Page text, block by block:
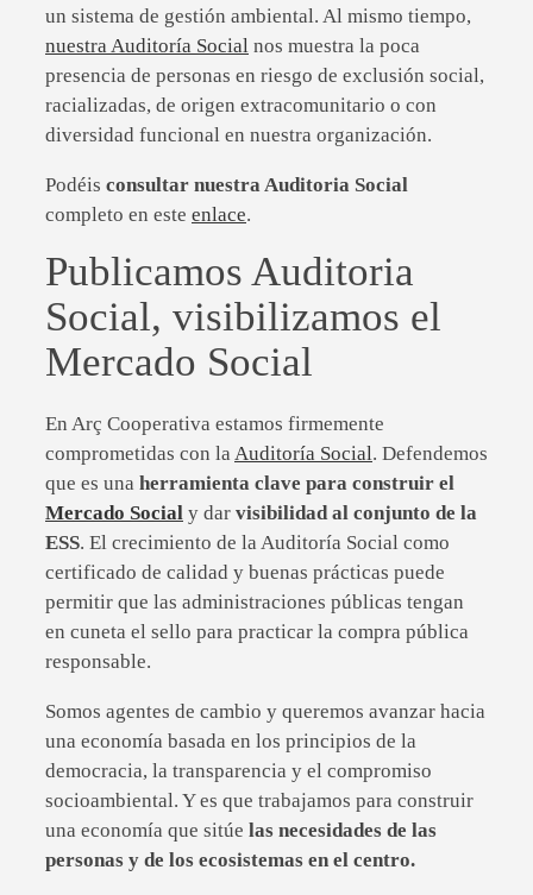
un sistema de gestión ambiental. Al mismo tiempo,
nuestra Auditoría Social nos muestra la poca
presencia de personas en riesgo de exclusión social,
racializadas, de origen extracomunitario o con
diversidad funcional en nuestra organización.
Podéis consultar nuestra Auditoria Social
completo en este enlace.
Publicamos Auditoria
Social, visibilizamos el
Mercado Social
En Arç Cooperativa estamos firmemente
comprometidas con la Auditoría Social. Defendemos
que es una herramienta clave para construir el
Mercado Social y dar visibilidad al conjunto de la
ESS. El crecimiento de la Auditoría Social como
certificado de calidad y buenas prácticas puede
permitir que las administraciones públicas tengan
en cuneta el sello para practicar la compra pública
responsable.
Somos agentes de cambio y queremos avanzar hacia
una economía basada en los principios de la
democracia, la transparencia y el compromiso
socioambiental. Y es que trabajamos para construir
una economía que sitúe las necesidades de las
personas y de los ecosistemas en el centro.